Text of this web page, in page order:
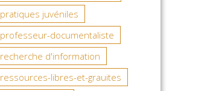
pratiques juvéniles
professeur-documentaliste
recherche d'information
ressources-libres-et-grauites